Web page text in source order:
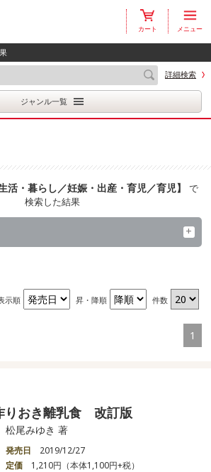
カート メニュー
詳細検索
ジャンル一覧
活・暮らし／妊娠・出産・育児／育児】 で
検索した結果
示順 昇・降順 件数
1
りおき離乳食 改訂版
松尾みゆき 著
発売日
2019/12/27
定価
1,210円（本体1,100円+税）